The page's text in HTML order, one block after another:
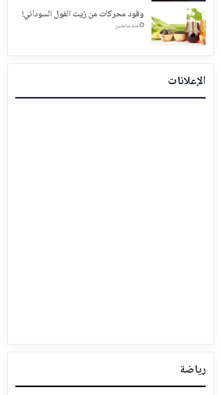
وقود محركات من زيت الفول السوداني!
منذ ساعتين
الإعلانات
رياضة